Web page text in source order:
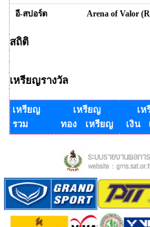
อี-สปอร์ต
Arena of Valor
สถิติ
เหรียญรางวัล
เหรียญ
รวม
เหรียญ
ทอง เหรียญ
เห
เงิน